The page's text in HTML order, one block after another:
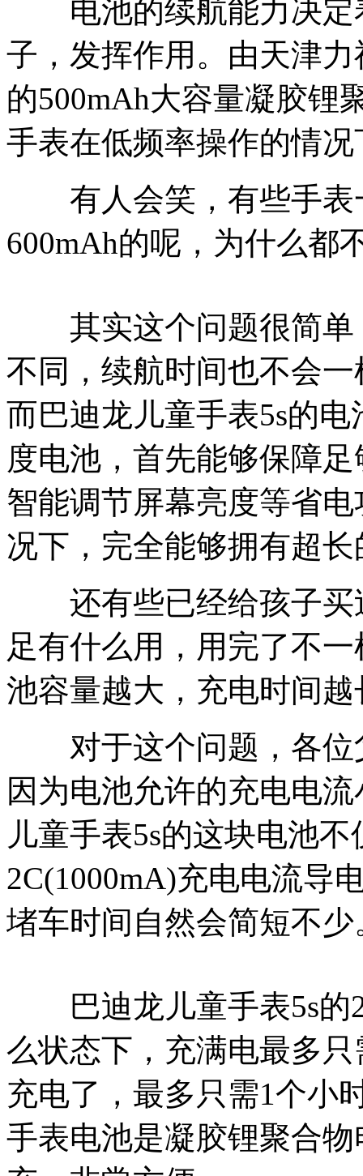
电池的续航能力决定
子，发挥作用。由天津
的500mAh大容量凝胶锂
手表在低频率操作的情
有人会笑，有些手表
600mAh的呢，为什么都
其实这个问题很简单
不同，续航时间也不会
而巴迪龙儿童手表5s的
度电池，首先能够保障
智能调节屏幕亮度等省
况下，完全能够拥有超
还有些已经给孩子买
足有什么用，用完了不
池容量越大，充电时间越
对于这个问题，各位
因为电池允许的充电电
儿童手表5s的这块电池
2C(1000mA)充电电流导
堵车时间自然会简短不少
巴迪龙儿童手表5s的
么状态下，充满电最多
充电了，最多只需1个小
手表电池是凝胶锂聚合